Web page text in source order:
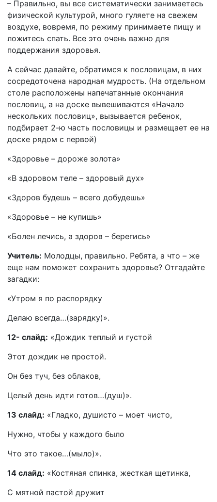
– Правильно, вы все систематически занимаетесь
физической культурой, много гуляете на свежем
воздухе, вовремя, по режиму принимаете пищу и
ложитесь спать. Все это очень важно для
поддержания здоровья.
А сейчас давайте, обратимся к пословицам, в них
сосредоточена народная мудрость. (На отдельном
столе расположены напечатанные окончания
пословиц, а на доске вывешиваются «Начало
нескольких пословиц», вызывается ребенок,
подбирает 2-ю часть пословицы и размещает ее на
доске рядом с первой)
«Здоровье – дороже золота»
«В здоровом теле – здоровый дух»
«Здоров будешь – всего добудешь»
«Здоровье – не купишь»
«Болен лечись, а здоров – берегись»
Учитель: Молодцы, правильно. Ребята, а что – же
еще нам поможет сохранить здоровье? Отгадайте
загадки:
«Утром я по распорядку
Делаю всегда…(зарядку)».
12- слайд: «Дождик теплый и густой
Этот дождик не простой.
Он без туч, без облаков,
Целый день идти готов…(душ)».
13 слайд: «Гладко, душисто – моет чисто,
Нужно, чтобы у каждого было
Что это такое…(мыло)».
14 слайд: «Костяная спинка, жесткая щетинка,
С мятной пастой дружит